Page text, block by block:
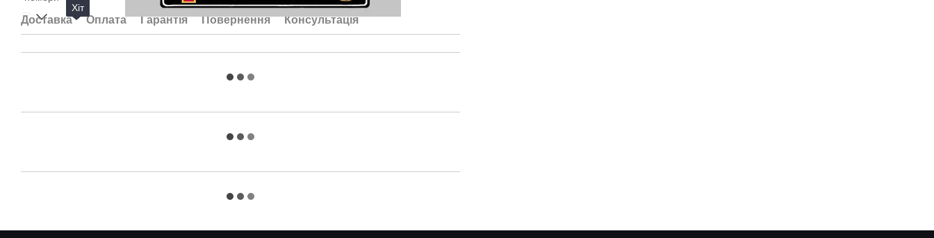
Хіт
Доставка Оплата Гарантія Повернення Консультація